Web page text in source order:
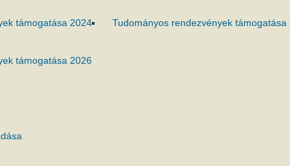
támogatása 2024 Tudományos rendezvények támogatása
támogatása 2026